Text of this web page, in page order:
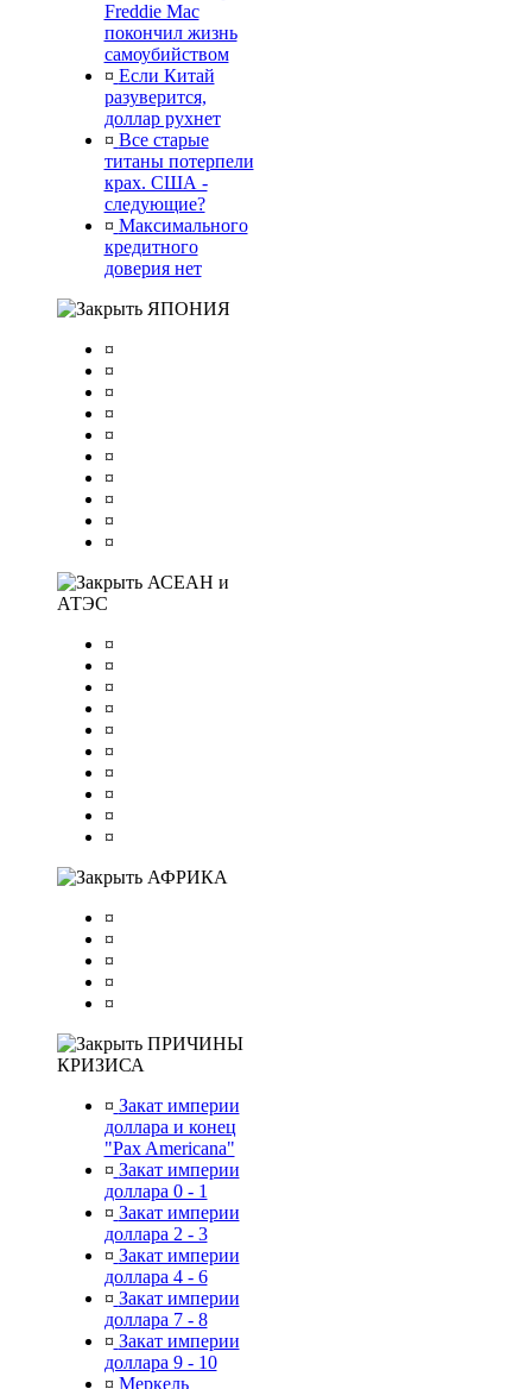
Freddie Mac
покончил жизнь
самоубийством
¤ Если Китай
разуверится,
доллар рухнет
¤ Все старые
титаны потерпели
крах. США -
следующие?
¤ Максимального
кредитного
доверия нет
ЯПОНИЯ
¤
¤
¤
¤
¤
¤
¤
¤
¤
¤
АСЕАН и
АТЭС
¤
¤
¤
¤
¤
¤
¤
¤
¤
¤
АФРИКА
¤
¤
¤
¤
¤
ПРИЧИНЫ
КРИЗИСА
¤ Закат империи
доллара и конец
"Pax Americana"
¤ Закат империи
доллара 0 - 1
¤ Закат империи
доллара 2 - 3
¤ Закат империи
доллара 4 - 6
¤ Закат империи
доллара 7 - 8
¤ Закат империи
доллара 9 - 10
¤ Меркель